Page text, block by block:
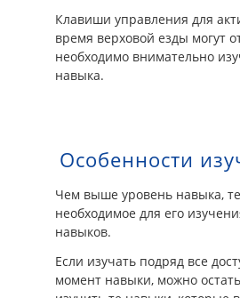
Клавиши управления для
время верховой езды могут
необходимо внимательно
навыка.
Особенности
Чем выше уровень навыка,
необходимое для его
навыков.
Если изучать подряд все
момент навыки, можно